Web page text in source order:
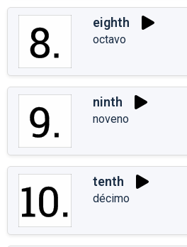
eighth
octavo
ninth
noveno
tenth
décimo